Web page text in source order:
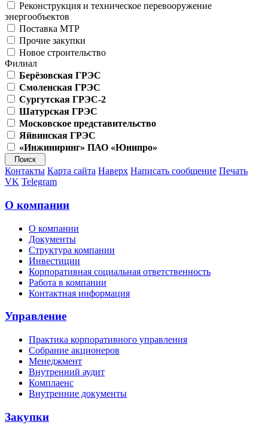
Реконструкция и техническое перевооружение
энергообъектов
Поставка МТР
Прочие закупки
Новое строительство
Филиал
Берёзовская ГРЭС
Смоленская ГРЭС
Сургутская ГРЭС-2
Шатурская ГРЭС
Московское представительство
Яйвинская ГРЭС
«Инжиниринг» ПАО «Юнипро»
Контакты Карта сайта Наверх Написать сообщение Печать
VK Telegram
О компании
О компании
Документы
Структура компании
Инвестиции
Корпоративная социальная ответственность
Работа в компании
Контактная информация
Управление
Практика корпоративного управления
Собрание акционеров
Менеджмент
Внутренний аудит
Комплаенс
Внутренние документы
Закупки